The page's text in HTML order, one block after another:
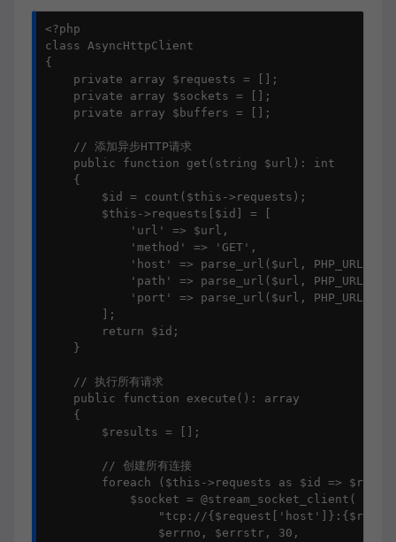
<?php
class AsyncHttpClient
{
    private array $requests = [];
    private array $sockets = [];
    private array $buffers = [];
    // 添加异步HTTP请求
    public function get(string $url): int
    {
        $id = count($this->requests);
        $this->requests[$id] = [
            'url' => $url,
            'method' => 'GET',
'host' => parse_url($url,
'path' => parse_url($url,
'port' => parse_url($url,
        ];
        return $id;
    }
    // 执行所有请求
    public function execute(): array
    {
        $results = [];
        // 创建所有连接
foreach ($this->requests as $id =>
            $socket = @stream_socket_client(
"tcp://
                $errno, $errstr, 30,